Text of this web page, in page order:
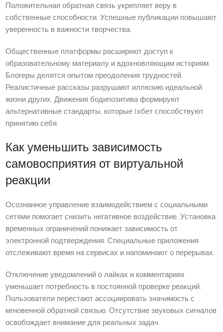
Положительная обратная связь укрепляет веру в
собственные способности. Успешные публикации повышают
уверенность в важности творчества.
Общественные платформы расширяют доступ к
образовательному материалу и вдохновляющим историям.
Блогеры делятся опытом преодоления трудностей.
Реалистичные рассказы разрушают иллюзию идеальной
жизни других. Движения бодипозитива формируют
альтернативные стандарты, которые 1хбет способствуют
принятию себя.
Как уменьшить зависимость
самовосприятия от виртуальной
реакции
Осознанное управление взаимодействием с социальными
сетями помогает снизить негативное воздействие. Установка
временных ограничений понижает зависимость от
электронной подтверждения. Специальные приложения
отслеживают время на сервисах и напоминают о перерывах.
Отключение уведомлений о лайках и комментариях
уменьшает потребность в постоянной проверке реакций.
Пользователи перестают ассоциировать значимость с
мгновенной обратной связью. Отсутствие звуковых сигналов
освобождает внимание для реальных задач.